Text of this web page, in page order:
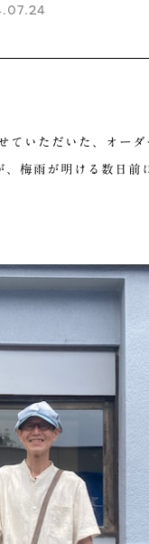
ていただいた、オー
梅雨が明ける数日前